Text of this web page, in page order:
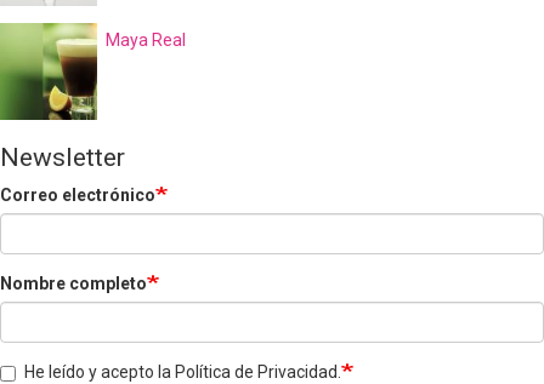
Maya Real
Newsletter
Correo electrónico
Nombre completo
He leído y acepto la Política de Privacidad.